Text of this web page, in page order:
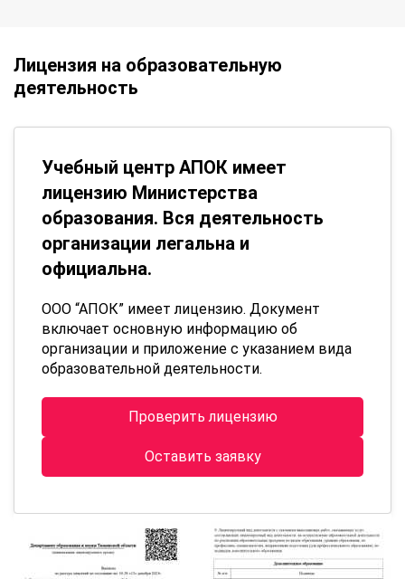
Лицензия на образовательную
деятельность
Учебный центр АПОК имеет
лицензию Министерства
образования. Вся деятельность
организации легальна и
официальна.
ООО “АПОК” имеет лицензию. Документ
включает основную информацию об
организации и приложение с указанием вида
образовательной деятельности.
Проверить лицензию
Оставить заявку